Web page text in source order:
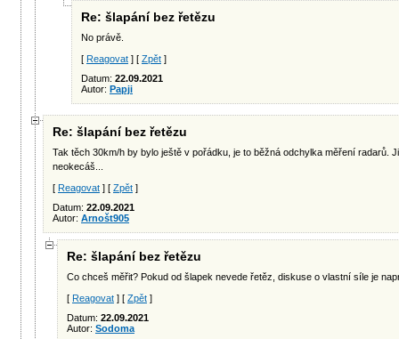
Re: šlapání bez řetězu
No právě.
[ Reagovat ] [ Zpět ]
Datum: 22.09.2021
Autor: Papji
Re: šlapání bez řetězu
Tak těch 30km/h by bylo ještě v pořádku, je to běžná odchylka měření radarů.
neokecáš...
[ Reagovat ] [ Zpět ]
Datum: 22.09.2021
Autor: Arnošt905
Re: šlapání bez řetězu
Co chceš měřit? Pokud od šlapek nevede řetěz, diskuse o vlastní síle je
[ Reagovat ] [ Zpět ]
Datum: 22.09.2021
Autor: Sodoma